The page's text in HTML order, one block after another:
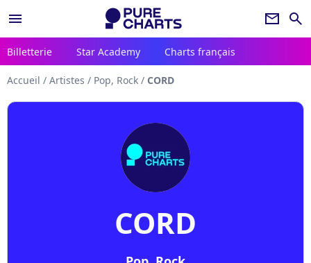
menu newsletter search
Billetterie Star Academy Charts français
Accueil / Artistes / Pop, Rock / CORD
CORD